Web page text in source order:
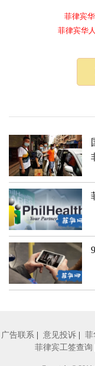
菲律宾
菲律宾华
广告联系 意见投诉 菲
菲律宾工签查询